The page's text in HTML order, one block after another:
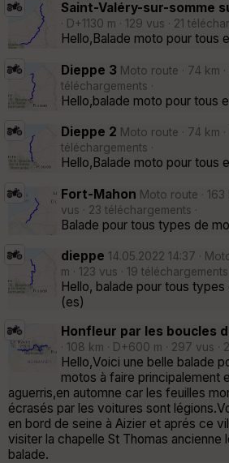
Saint-Valéry-sur-somme
· D+1130 m · 129 vus · 21
Hello,Balade moto pour tous
Dieppe 3 Moto route · 74 km ·
téléchargements ·
Hello,balade moto pour tous
Dieppe 2 Moto route · 74 km ·
téléchargements ·
Hello,Balade moto pour tous
Fort-Mahon Moto route · 163
vus · 23 téléchargements ·
Balade pour tous types de
dieppe 14.05.2022 14:37 ·
m · 123 vus · 19 téléchargements
Hello, balade pour tous
(es)
Honfleur par les boucles
· 108 km · D+600 m · 297 vus ·
Hello,Voici une belle balade
motos à faire principalement
aguerris,en automne car les feuilles
écrasés par les voitures sont
en bord de seine à Aizier et aprés ce
visiter la chapelle St Thomas ancienne
balade.